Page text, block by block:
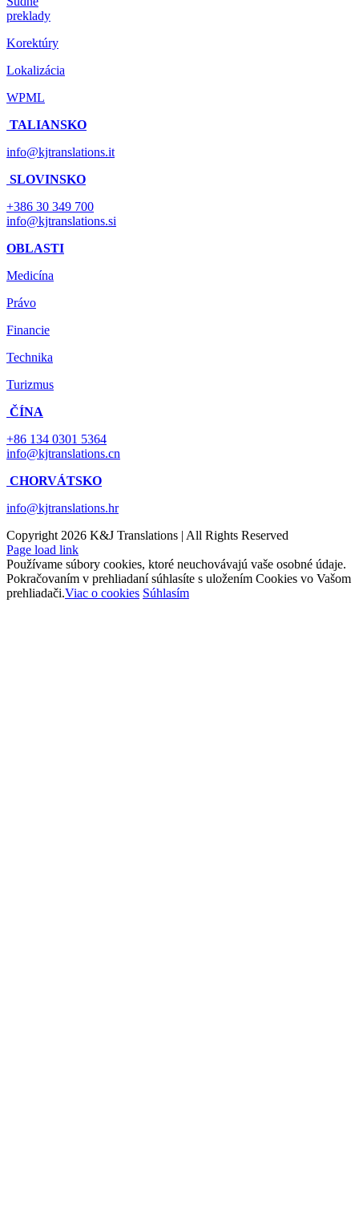
preklady
Korektúry
Lokalizácia
WPML
TALIANSKO
info@kjtranslations.it
SLOVINSKO
+386 30 349 700
info@kjtranslations.si
OBLASTI
Medicína
Právo
Financie
Technika
Turizmus
ČÍNA
+86 134 0301 5364
info@kjtranslations.cn
CHORVÁTSKO
info@kjtranslations.hr
Copyright 2026 K&J Translations | All Rights Reserved
Page load link
Používame súbory cookies, ktoré neuchovávajú vaše osobné údaje.
Pokračovaním v prehliadaní súhlasíte s uložením Cookies vo Vašom
prehliadači.Viac o cookies Súhlasím